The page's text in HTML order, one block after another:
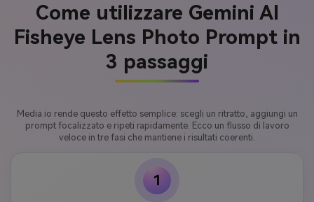
Come utilizzare Gemini AI
Fisheye Lens Photo Prompt in
3 passaggi
Media.io rende questo effetto semplice: scegli un ritratto, aggiungi un
prompt focalizzato e ripeti rapidamente. Ecco un flusso di lavoro
veloce in tre fasi che mantiene i risultati coerenti.
1